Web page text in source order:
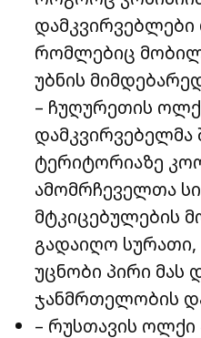
დამკვირვებლები
რომლებიც
უბნის
– ჩუღურეთის
დამკვირვებელმა
ტერიტორიაზე
ამომრჩეველთა
მტკიცებულების
გადაიღო სურათი,
უცნობი პირი მას
ჯანმრთელობის
– რუსთავის ოლქი